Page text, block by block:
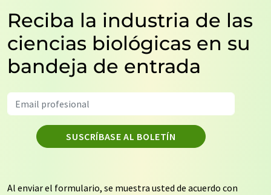
Reciba la industria de las
ciencias biológicas en su
bandeja de entrada
SUSCRÍBASE AL BOLETÍN
Al enviar el formulario, se muestra usted de acuerdo con